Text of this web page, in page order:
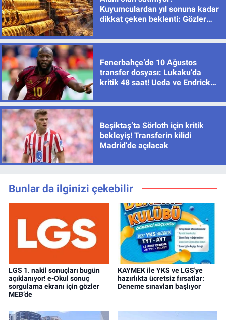
Kuyumculardan yıl sonuna kadar
dikkat çeken beklenti: Gözler
Fenerbahçe’de 10 Ağustos
transfer dosyası: Lukaku’da
kritik 48 saat! Ueda ve Endrick
Beşiktaş’ta Sörloth için kritik
bekleyiş! Transferin kilidi
Madrid’de açılacak
Bunlar da ilginizi çekebilir
LGS 1. nakil sonuçları bugün
açıklanıyor! e-Okul sonuç
sorgulama ekranı için gözler
MEB’de
KAYMEK ile YKS ve LGS'ye
hazırlıkta ücretsiz fırsatlar:
Deneme sınavları başlıyor